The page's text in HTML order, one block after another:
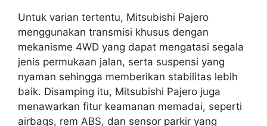
Untuk varian tertentu, Mitsubishi Pajero
menggunakan transmisi khusus dengan
mekanisme 4WD yang dapat mengatasi segala
jenis permukaan jalan, serta suspensi yang
nyaman sehingga memberikan stabilitas lebih
baik. Disamping itu, Mitsubishi Pajero juga
menawarkan fitur keamanan memadai, seperti
airbags, rem ABS, dan sensor parkir yang